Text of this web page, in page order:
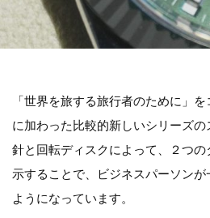
「世界を旅する旅行者のために」
に加わった比較的新しいシリーズ
針と回転ディスクによって、２つ
示することで、ビジネスパーソン
ようになっています。